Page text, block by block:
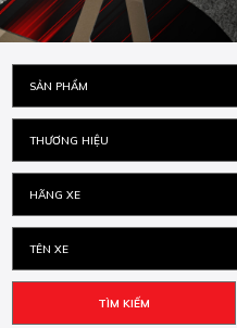
SẢN PHẨM
THƯƠNG HIỆU
HÃNG XE
TÊN XE
TÌM KIẾM